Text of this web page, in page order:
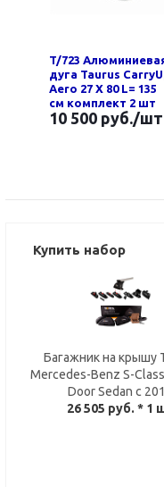
T/723
дуга Taurus
Aero 27 Х 80 L= 135
см комплект 2 шт
10 500 руб./шт
Купить набор
Багажник на крышу
Mercedes-Benz S-
Door Sedan с
26 505 руб. * 1